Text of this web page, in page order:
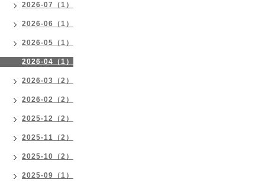
2026-07（1）
2026-06（1）
2026-05（1）
2026-04（1）
2026-03（2）
2026-02（2）
2025-12（2）
2025-11（2）
2025-10（2）
2025-09（1）